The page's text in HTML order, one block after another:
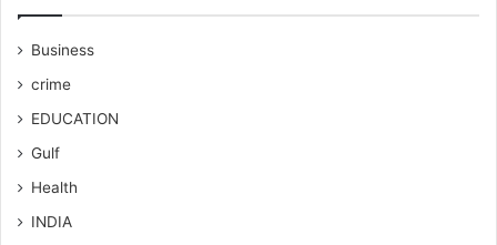
Business
crime
EDUCATION
Gulf
Health
INDIA